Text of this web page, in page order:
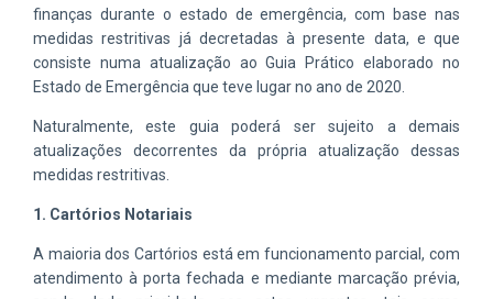
finanças durante o estado de emergência, com base nas
medidas restritivas já decretadas à presente data, e que
consiste numa atualização ao Guia Prático elaborado no
Estado de Emergência que teve lugar no ano de 2020.
Naturalmente, este guia poderá ser sujeito a demais
atualizações decorrentes da própria atualização dessas
medidas restritivas.
1. Cartórios Notariais
A maioria dos Cartórios está em funcionamento parcial, com
atendimento à porta fechada e mediante marcação prévia,